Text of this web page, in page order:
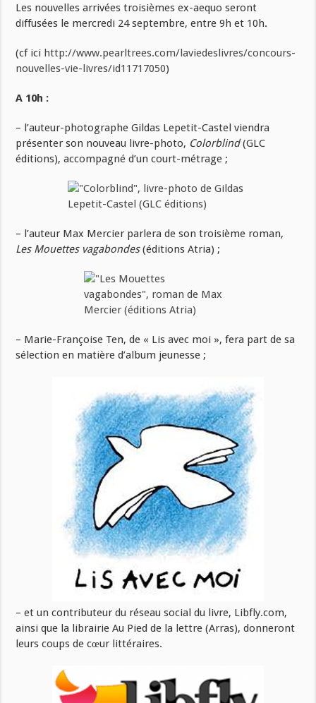
Les nouvelles arrivées troisièmes ex-aequo seront
diffusées le mercredi 24 septembre, entre 9h et 10h.
(cf ici http://www.pearltrees.com/laviedeslivres/concours-
nouvelles-vie-livres/id11717050)
A 10h :
– l’auteur-photographe Gildas Lepetit-Castel viendra
présenter son nouveau livre-photo, Colorblind(GLC
éditions), accompagné d’un court-métrage ;
– l’auteur Max Mercier parlera de son troisième roman,
Les Mouettes vagabondes(éditions Atria) ;
– Marie-Françoise Ten, de « Lis avec moi », fera part de sa
sélection en matière d’album jeunesse ;
– et un contributeur du réseau social du livre, Libfly.com,
ainsi que la librairie Au Pied de la lettre (Arras), donneront
leurs coups de cœur littéraires.